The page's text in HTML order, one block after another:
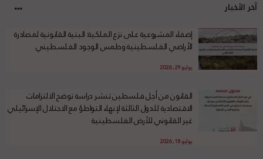
آخر الأخبار
إضفاء المشروعية على نزع الملكية: البنية القانونية لمصادرة
الأراضي الفلسطينية وطمس الوجود الفلسطيني
يوليو 29, 2026
القانون من أجل فلسطين تنشر دراسة توضح الالتزامات
الاقتصادية للدول الثالثة لإنهاء التواطؤ مع الاحتلال الإسرائيلي
غير القانوني للأرض الفلسطينية
يوليو 18, 2026